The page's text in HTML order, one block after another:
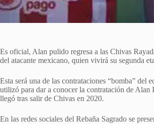
Es oficial, Alan pulido regresa a las Chivas
del atacante mexicano, quien vivirá su segunda
Esta será una de las contrataciones “bomba” del
utilizó para dar a conocer la contratación de
llegó tras salir de Chivas en 2020.
En las redes sociales del Rebaña Sagrado se